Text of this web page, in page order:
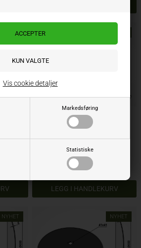
Markedsføring
Statistiske
Vis cookie detaljer
NYHET
Grégoire Besson Plate glatt
Varenr.: 310916
NOK ekskl. mva
NYHET NYHET